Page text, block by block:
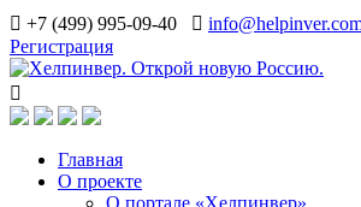
+7 (499) 995-09-40
Регистрация
Главная
О проекте
О портале «Хелпинвер»